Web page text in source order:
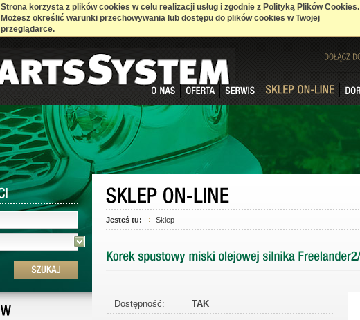
Strona korzysta z plików cookies w celu realizacji usług i zgodnie z Polityką Plików Cookies.
Możesz określić warunki przechowywania lub dostępu do plików cookies w Twojej
przeglądarce.
Jesteś tu: Sklep
Dostępność: TAK